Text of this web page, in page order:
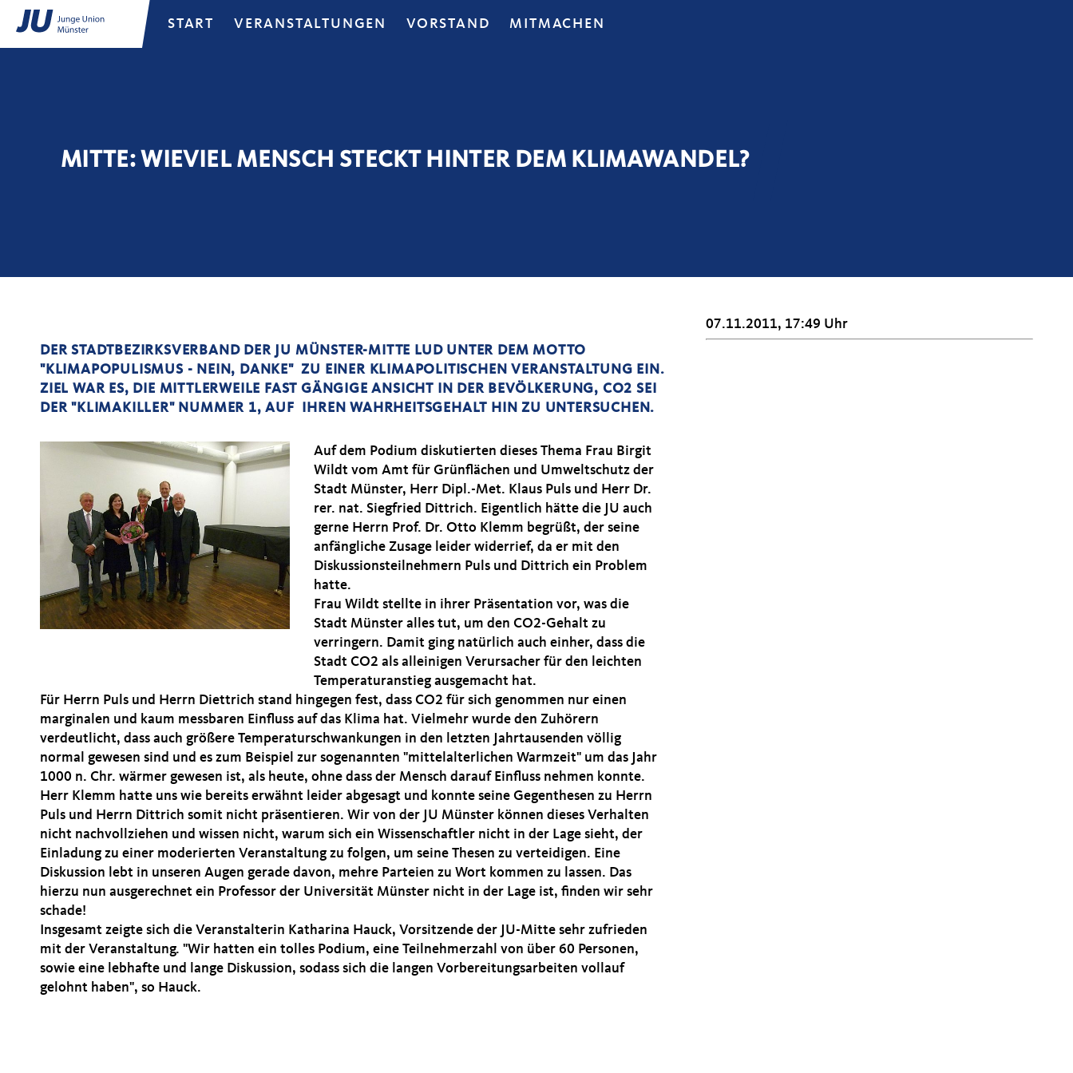
START VERANSTALTUNGEN VORSTAND MITMACHEN
MITTE: WIEVIEL MENSCH STECKT HINTER DEM KLIMAWANDEL?
DER STADTBEZIRKSVERBAND DER JU MÜNSTER-MITTE LUD UNTER DEM MOTTO
"KLIMAPOPULISMUS - NEIN, DANKE" ZU EINER KLIMAPOLITISCHEN VERANSTALTUNG EIN.
ZIEL WAR ES, DIE MITTLERWEILE FAST GÄNGIGE ANSICHT IN DER BEVÖLKERUNG, CO2 SEI
DER "KLIMAKILLER" NUMMER 1, AUF IHREN WAHRHEITSGEHALT HIN ZU UNTERSUCHEN.
Auf dem Podium diskutierten dieses Thema Frau Birgit
Wildt vom Amt für Grünflächen und Umweltschutz der
Stadt Münster, Herr Dipl.-Met. Klaus Puls und Herr Dr.
rer. nat. Siegfried Dittrich. Eigentlich hätte die JU auch
gerne Herrn Prof. Dr. Otto Klemm begrüßt, der seine
anfängliche Zusage leider widerrief, da er mit den
Diskussionsteilnehmern Puls und Dittrich ein Problem
hatte.
Frau Wildt stellte in ihrer Präsentation vor, was die
Stadt Münster alles tut, um den CO2-Gehalt zu
verringern. Damit ging natürlich auch einher, dass die
Stadt CO2 als alleinigen Verursacher für den leichten
Temperaturanstieg ausgemacht hat.
Für Herrn Puls und Herrn Diettrich stand hingegen fest, dass CO2 für sich genommen nur einen
marginalen und kaum messbaren Einfluss auf das Klima hat. Vielmehr wurde den Zuhörern
verdeutlicht, dass auch größere Temperaturschwankungen in den letzten Jahrtausenden völlig
normal gewesen sind und es zum Beispiel zur sogenannten "mittelalterlichen Warmzeit" um das Jahr
1000 n. Chr. wärmer gewesen ist, als heute, ohne dass der Mensch darauf Einfluss nehmen konnte.
Herr Klemm hatte uns wie bereits erwähnt leider abgesagt und konnte seine Gegenthesen zu Herrn
Puls und Herrn Dittrich somit nicht präsentieren. Wir von der JU Münster können dieses Verhalten
nicht nachvollziehen und wissen nicht, warum sich ein Wissenschaftler nicht in der Lage sieht, der
Einladung zu einer moderierten Veranstaltung zu folgen, um seine Thesen zu verteidigen. Eine
Diskussion lebt in unseren Augen gerade davon, mehre Parteien zu Wort kommen zu lassen. Das
hierzu nun ausgerechnet ein Professor der Universität Münster nicht in der Lage ist, finden wir sehr
schade!
Insgesamt zeigte sich die Veranstalterin Katharina Hauck, Vorsitzende der JU-Mitte sehr zufrieden
mit der Veranstaltung. "Wir hatten ein tolles Podium, eine Teilnehmerzahl von über 60 Personen,
sowie eine lebhafte und lange Diskussion, sodass sich die langen Vorbereitungsarbeiten vollauf
gelohnt haben", so Hauck.
07.11.2011, 17:49 Uhr